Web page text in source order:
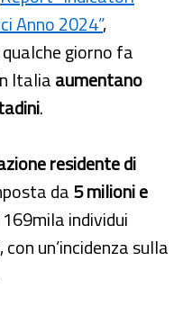
Anno 2024”,
giorno fa
Italiaaumentano
.
residente di
da5 milioni e
individui
un’incidenza sulla